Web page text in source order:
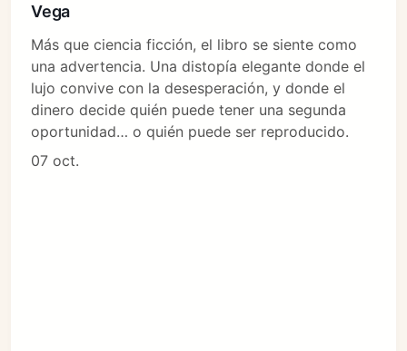
Vega
Más que ciencia ficción, el libro se siente como
una advertencia. Una distopía elegante donde el
lujo convive con la desesperación, y donde el
dinero decide quién puede tener una segunda
oportunidad… o quién puede ser reproducido.
07 oct.